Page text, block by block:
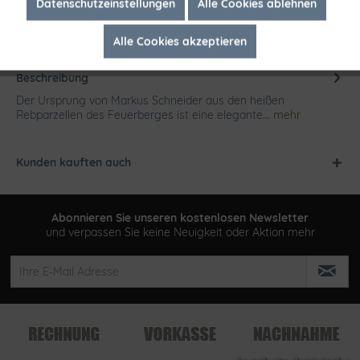
Beschreibung
Der Ursprung von Markus Schneider aus den heißen
Rebparzellen des Feuerberges ist eine elegante... mehr
Kunden kauften auch
Abonnieren Sie unseren kostenlosen Newsletter
und verpassen Sie keine Neuigkeit oder Aktion mehr
Datenschutzeinstellungen Alle Cookies ablehnen
Alle Cookies akzeptieren